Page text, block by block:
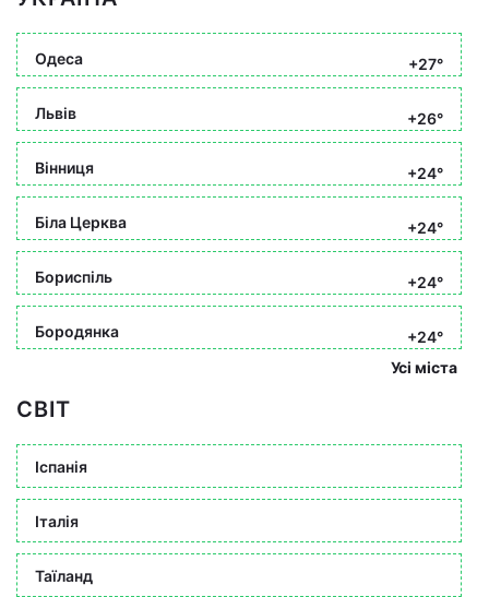
Одеса +27°
Львів +26°
Вінниця +24°
Біла Церква +24°
Бориспіль +24°
Бородянка
+24°
Усі міста
СВІТ
Іспанія
Італія
Таїланд